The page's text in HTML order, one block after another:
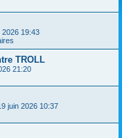
2026 19:43
TROLL
21:20
juin 2026 10:37